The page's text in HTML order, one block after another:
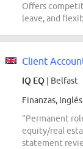
Offers
leave, and
Client
IQ EQ | Belfast
Finanzas, Inglés
“Permanent
equity/real
statement